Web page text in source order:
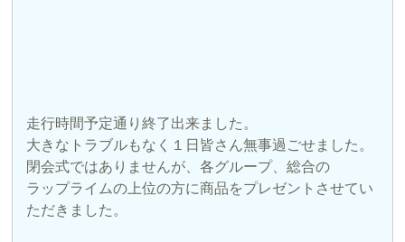
走行時間予定通り終了出来ました。
大きなトラブルもなく１日皆さん無事過ごせました。
閉会式ではありませんが、各グループ、総合の
ラップライムの上位の方に商品をプレゼントさせてい
ただきました。